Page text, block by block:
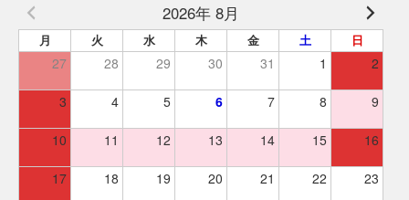
2026年 8月
月 火 水 木 金 土 日
27 28 29 30 31 1 2
3 4 5 6 7 8 9
10 11 12 13 14 15 16
17 18 19 20 21 22 23